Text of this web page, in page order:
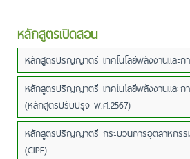
หลักสูตรเปิดสอน
หลักสูตรปริญญาตรี เทคโนโลยีพลังงานและก
หลักสูตรปริญญาตรี เทคโนโลยีพลังงานและก
(หลักสูตรปรับปรุง พ.ศ.2567)
หลักสูตรปริญญาตรี กระบวนการอุตสาหกรร
(CIPE)